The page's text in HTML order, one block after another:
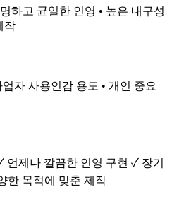
하고 균일한 인영 • 높은 내구성
작
자 사용인감 용도 • 개인 중요
제나 깔끔한 인영 구현 ✓ 장기
한 목적에 맞춘 제작